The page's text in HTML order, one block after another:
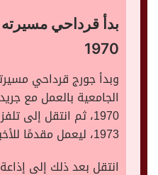
بدأ قرداحي مسيرته
1970
وبدأ جورج قرداحي
الجامعية بالعمل مع
1970، ثم انتقل إلى
1973، ليعمل مقدمًا للأخبار والبرامج السياسية.
انتقل بعد ذلك إلى